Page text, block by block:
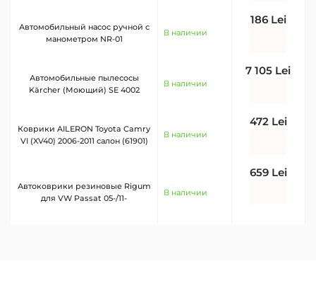
Автомобильный насос ручной с
манометром NR-01
В наличии
186 Lei
Автомобильные пылесосы
Kärcher (Моющий) SE 4002
В наличии
7 105 Lei
Коврики AILERON Toyota Camry
VI (XV40) 2006-2011 салон (61901)
В наличии
472 Lei
Автоковрики резиновые Rigum
для VW Passat 05-/11-
В наличии
659 Lei